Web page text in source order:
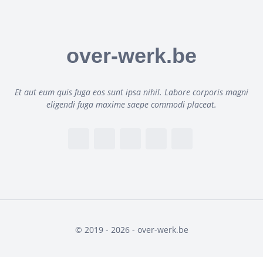
over-werk.be
Et aut eum quis fuga eos sunt ipsa nihil. Labore corporis magni
eligendi fuga maxime saepe commodi placeat.
© 2019 - 2026 - over-werk.be